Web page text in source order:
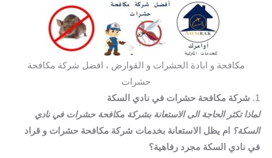
مكافحة و ابادة الحشرات و القوارض ، افضل شركة مكافحة
حشرات
1.
شركة مكافحة حشرات في نادي السكة
لماذا تكثر الحاجة الى الاستعانة بشركة مكافحة حشرات في نادي
السكة؟
ام يظل الاستعانة بخدمات شركة مكافحة حشرات و قراد
في نادي السكة مجرد رفاهية؟